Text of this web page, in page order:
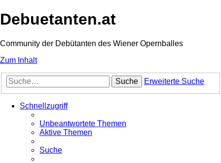
Debuetanten.at
Community der Debütanten des Wiener Opernballes
Zum Inhalt
Suche Erweiterte Suche
Schnellzugriff
Unbeantwortete Themen
Aktive Themen
Suche